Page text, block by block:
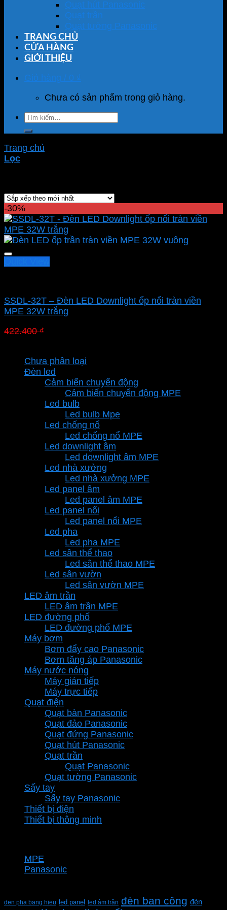
Quạt hút Panasonic
Quạt trần
Quạt tường Panasonic
TRANG CHỦ
CỬA HÀNG
GIỚI THIỆU
Giỏ hàng / 0 ₫
Chưa có sản phẩm trong giỏ hàng.
Tìm
kiếm:
Trang chủ
Lọc
-30%
SSDL-32T – Đèn LED Downlight ốp nổi tràn viền
MPE 32W trắng
422.400₫
422.400 ₫.là:
Chưa phân loại
Đèn led
Cảm biến chuyển động
Cảm biến chuyển động MPE
Led bulb
Led bulb Mpe
Led chống nổ
Led chống nổ MPE
Led downlight âm
Led downlight âm MPE
Led nhà xưởng
Led nhà xưởng MPE
Led panel âm
Led panel âm MPE
Led panel nổi
Led panel nổi MPE
Led pha
Led pha MPE
Led sân thể thao
Led sân thể thao MPE
Led sân vườn
Led sân vườn MPE
LED âm trần
LED âm trần MPE
LED đường phố
LED đường phố MPE
Máy bơm
Bơm đẩy cao Panasonic
Bơm tăng áp Panasonic
Máy nước nóng
Máy gián tiếp
Máy trực tiếp
Quạt điện
Quạt bàn Panasonic
Quạt đảo Panasonic
Quạt đứng Panasonic
Quạt hút Panasonic
Quạt trần
Quạt Panasonic
Quạt tường Panasonic
Sấy tay
Sấy tay Panasonic
Thiết bị điện
Thiết bị thông minh
MPE
Panasonic
den pha bang hieu led panel led âm trần đèn ban công đèn